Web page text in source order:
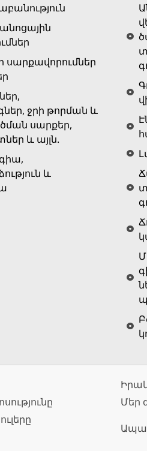
ջրի թորման և
սարքեր,
և այլն.
և
Մեր